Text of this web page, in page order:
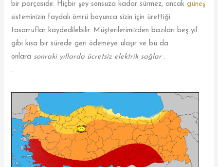
bir parçasıdır. Hiçbir şey sonsuza kadar sürmez, ancakgüneş
sisteminizin faydalı ömrü boyunca sizin için ürettiği
tasarruflar kaydedilebilir. Müşterilerimizden bazıları beş yıl
gibi kısa bir sürede geri ödemeye ulaşır ve bu da
onlara sonraki yıllarda ücretsiz elektrik sağlar.
.